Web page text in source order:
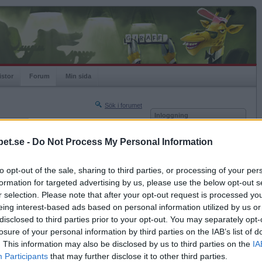
- Do Not Process My Personal Information
opt-out of the sale, sharing to third parties, or processing of your
for targeted advertising by us, please use the below opt-out
selection. Please note that after your opt-out request is processed
interest-based ads based on personal information utilized by us
to third parties prior to your opt-out. You may separately
of your personal information by third parties on the IAB’s list of
This information may also be disclosed by us to third parties on the
Participants that may further disclose it to other third parties.
Forum Min sida
Sök i forumet
Nästa sida »
2026-04-29 11:21
Inloggning
Kom ihåg mig
Glömt ditt lösenord?
Få ny aktiveringslänk
Betapet är gratis!